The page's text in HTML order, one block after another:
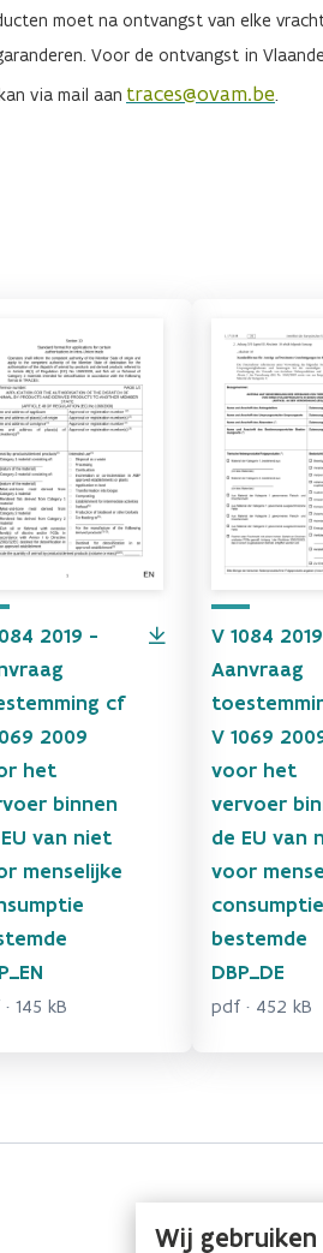
moet na ontvangst van elke
Voor de ontvangst in
via mail aan traces@ovam.be.
2019 -
cf
2009
het
binnen
van niet
menselijke
145 kB
V 1084
Aanvraag
V 1069
voor het
vervoer
de EU van
voor
consumptie
bestemde
DBP_DE
pdf · 452 kB
Wij